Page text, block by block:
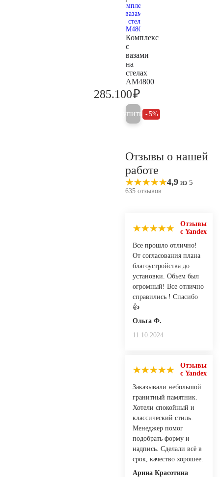
Комплекс
с
вазами
на
стелах
AM4800
285.100₽
Купить 5%
Отзывы о нашей
работе
4,9 из 5
635 отзывов
Отзывы
с Yandex
Все прошло отлично!
От согласования плана
благоустройства до
установки. Обьем был
огромный! Все отлично
справились ! Спасибо
👍
Ольга Ф.
11.10.2024
Отзывы
с Yandex
Заказывали небольшой
гранитный памятник.
Хотели спокойный и
классический стиль.
Менеджер помог
подобрать форму и
надпись. Сделали всё в
срок, качество хорошее.
Арина Красотина